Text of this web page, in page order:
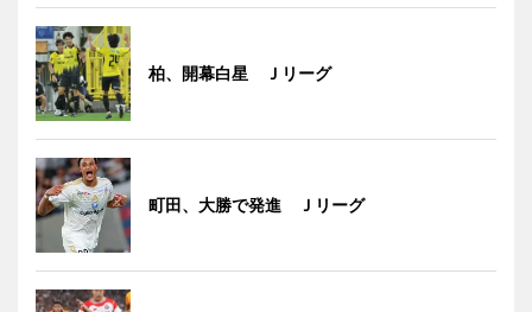
柏、開幕白星 Ｊリーグ
町田、大勝で発進 Ｊリーグ